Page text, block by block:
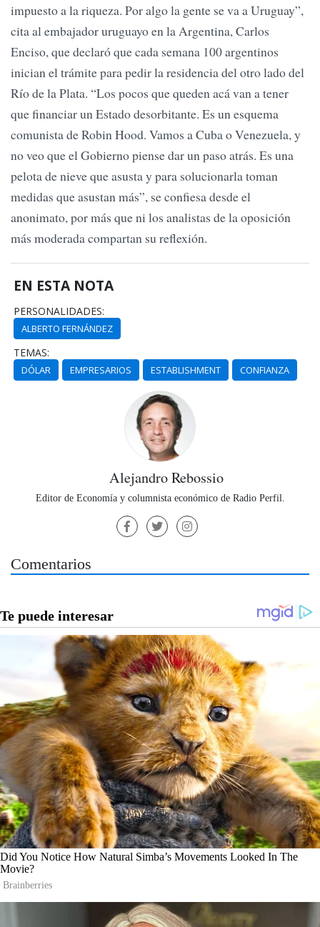
impuesto a la riqueza. Por algo la gente se va a Uruguay”,
cita al embajador uruguayo en la Argentina, Carlos
Enciso, que declaró que cada semana 100 argentinos
inician el trámite para pedir la residencia del otro lado del
Río de la Plata. “Los pocos que queden acá van a tener
que financiar un Estado desorbitante. Es un esquema
comunista de Robin Hood. Vamos a Cuba o Venezuela, y
no veo que el Gobierno piense dar un paso atrás. Es una
pelota de nieve que asusta y para solucionarla toman
medidas que asustan más”, se confiesa desde el
anonimato, por más que ni los analistas de la oposición
más moderada compartan su reflexión.
EN ESTA NOTA
PERSONALIDADES:
ALBERTO FERNÁNDEZ
TEMAS:
DÓLAR EMPRESARIOS ESTABLISHMENT CONFIANZA
Alejandro Rebossio
Editor de Economía y columnista económico de Radio Perfil.
Comentarios